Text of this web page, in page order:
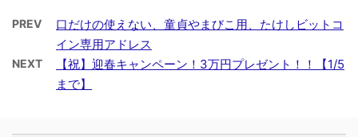
PREV
口だけの使えない、童貞やまびこ用、たけしビットコ
イン専用アドレス
NEXT
【祝】迎春キャンペーン！3万円プレゼント！！【1/5
まで】